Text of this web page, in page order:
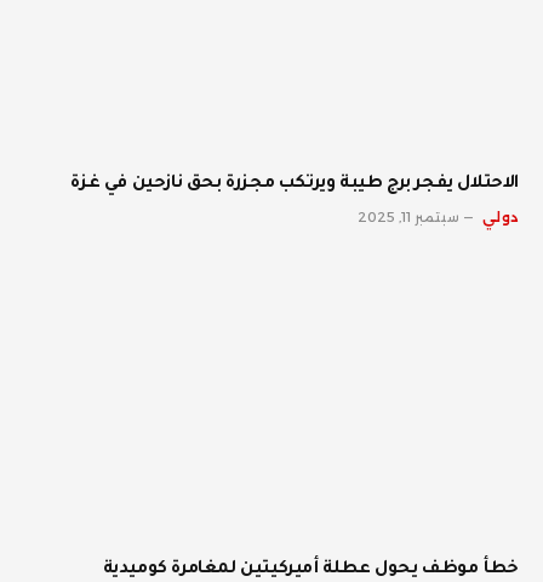
الاحتلال يفجر برج طيبة ويرتكب مجزرة بحق نازحين في غزة
دولي سبتمبر 11, 2025
خطأ موظف يحول عطلة أميركيتين لمغامرة كوميدية